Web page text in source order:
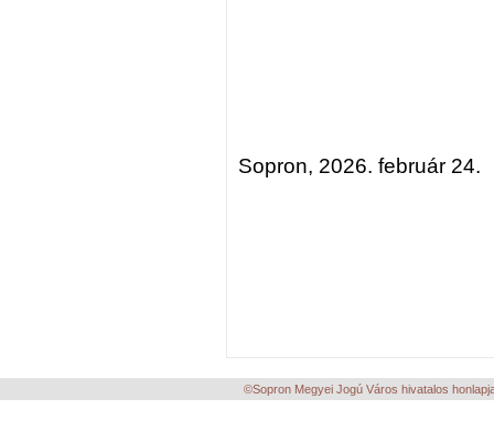
Sopron, 2026. február 24.
©Sopron Megyei Jogú Város hivatalos